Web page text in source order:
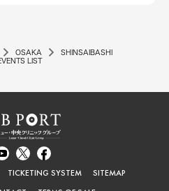
OSAKA
SHINSAIBASHI
LIST
TICKETING SYSTEM
SITEMAP